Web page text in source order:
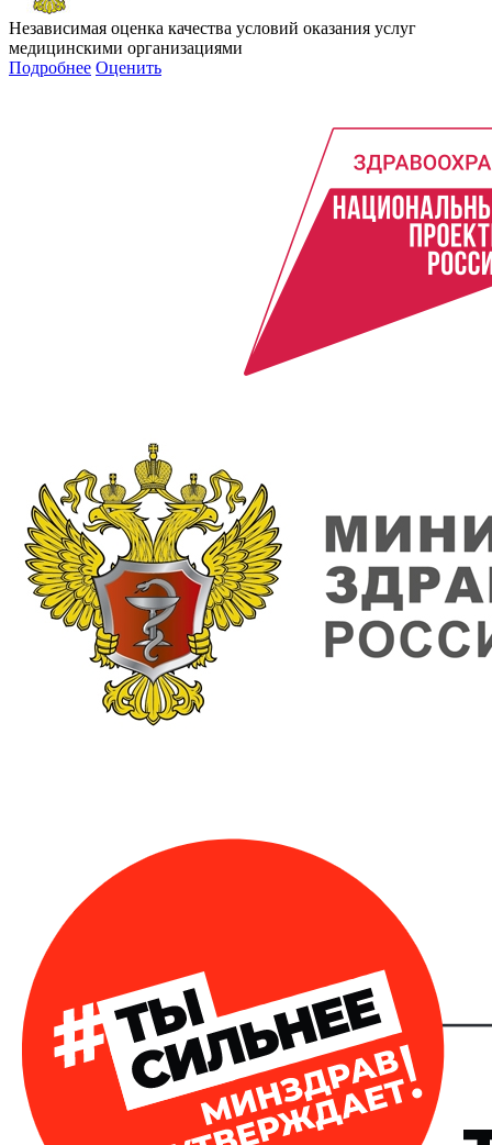
Независимая оценка качества условий оказания услуг
медицинскими организациями
Подробнее Оценить